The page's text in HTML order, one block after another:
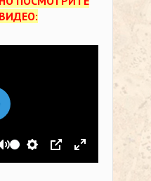
Выключить звук
Настройки
PIP На весь